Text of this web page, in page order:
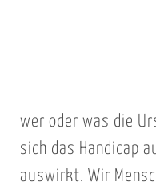
wer oder was die
sich das Handicap
auswirkt. Wir